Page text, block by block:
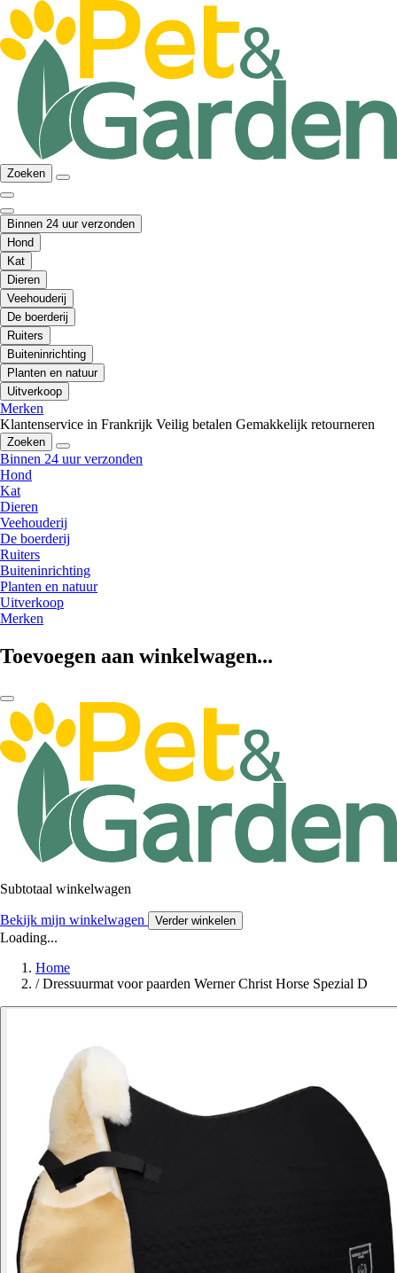
Zoeken
Binnen 24 uur verzonden
Hond
Kat
Dieren
Veehouderij
De boerderij
Ruiters
Buiteninrichting
Planten en natuur
Uitverkoop
Merken
Klantenservice in Frankrijk Veilig betalen Gemakkelijk retourneren
Zoeken
Binnen 24 uur verzonden
Hond
Kat
Dieren
Veehouderij
De boerderij
Ruiters
Buiteninrichting
Planten en natuur
Uitverkoop
Merken
Toevoegen aan winkelwagen...
Subtotaal winkelwagen
Bekijk mijn winkelwagen Verder winkelen
Loading...
Home
/ Dressuurmat voor paarden Werner Christ Horse Spezial D